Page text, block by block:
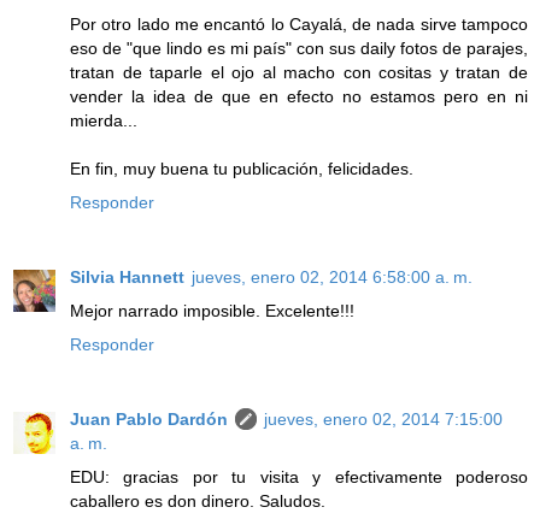
Por otro lado me encantó lo Cayalá, de nada sirve tampoco
eso de "que lindo es mi país" con sus daily fotos de parajes,
tratan de taparle el ojo al macho con cositas y tratan de
vender la idea de que en efecto no estamos pero en ni
mierda...
En fin, muy buena tu publicación, felicidades.
Responder
Silvia Hannett jueves, enero 02, 2014 6:58:00 a. m.
Mejor narrado imposible. Excelente!!!
Responder
Juan Pablo Dardón
jueves, enero 02, 2014 7:15:00
a. m.
EDU: gracias por tu visita y efectivamente poderoso
caballero es don dinero. Saludos.